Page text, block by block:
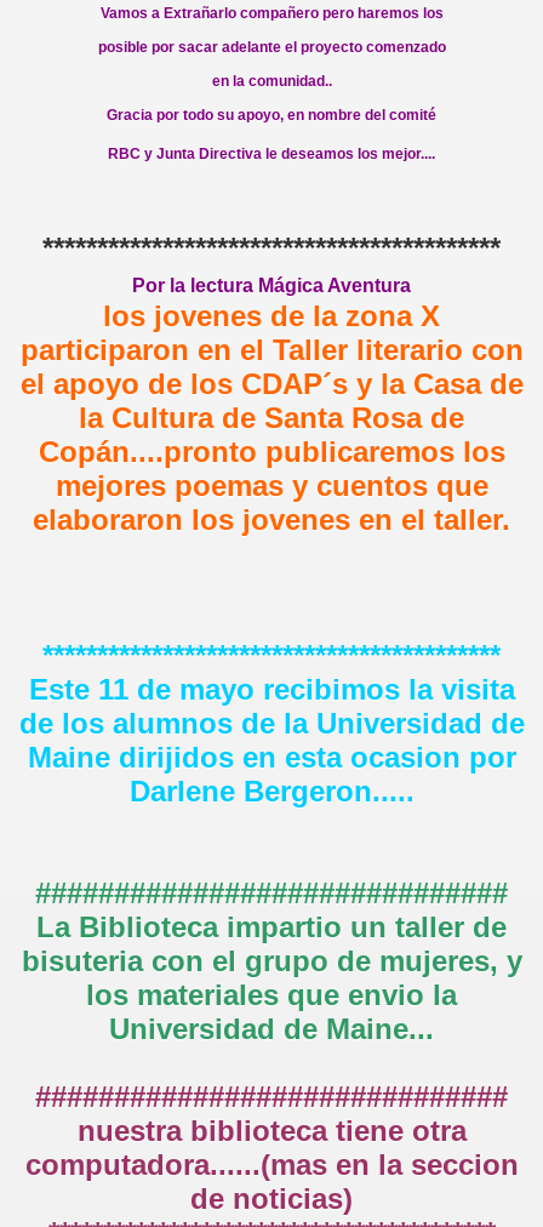
Vamos a Extrañarlo compañero pero haremos los
posible por sacar adelante el proyecto comenzado
en la comunidad..
Gracia por todo su apoyo, en nombre del comité
RBC y Junta Directiva le deseamos los mejor....
******************************************
Por la lectura Mágica Aventura
los jovenes de la zona X
participaron en el Taller literario con
el apoyo de los CDAP´s y la Casa de
la Cultura de Santa Rosa de
Copán....pronto publicaremos los
mejores poemas y cuentos que
elaboraron los jovenes en el taller.
******************************************
Este 11 de mayo recibimos la visita
de los alumnos de la Universidad de
Maine dirijidos en esta ocasion por
Darlene Bergeron.....
##############################
La Biblioteca impartio un taller de
bisuteria con el grupo de mujeres, y
los materiales que envio la
Universidad de Maine...
##############################
nuestra biblioteca tiene otra
computadora......(mas en la seccion
de noticias)